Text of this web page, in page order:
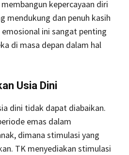
kepercayaan diri
mendukung dan penuh kasih
ini sangat penting
di masa depan dalam hal
Usia Dini
dini tidak dapat diabaikan.
emas dalam
dimana stimulasi yang
TK menyediakan stimulasi